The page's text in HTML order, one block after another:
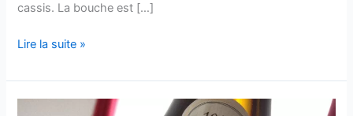
cassis. La bouche est […]
Valençay
Terroir
–
Lire la suite »